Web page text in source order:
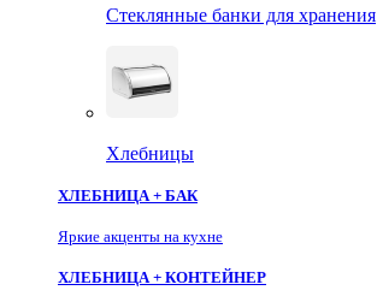
Стеклянные банки для хранения
Хлебницы
ХЛЕБНИЦА + БАК
Яркие акценты на кухне
ХЛЕБНИЦА + КОНТЕЙНЕР